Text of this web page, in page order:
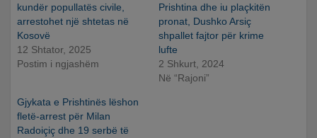
kundër popullatës civile,
arrestohet një shtetas në
Kosovë
12 Shtator, 2025
Postim i ngjashëm
Prishtina dhe iu plaçkitën
pronat, Dushko Arsiç
shpallet fajtor për krime
lufte
2 Shkurt, 2024
Në “Rajoni”
Gjykata e Prishtinës lëshon
fletë-arrest për Milan
Radoiçiç dhe 19 serbë të